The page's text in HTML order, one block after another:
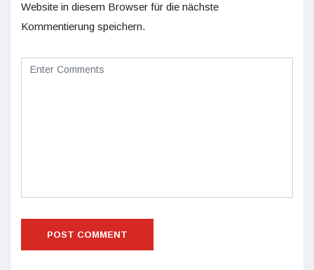
Website in diesem Browser für die nächste
Kommentierung speichern.